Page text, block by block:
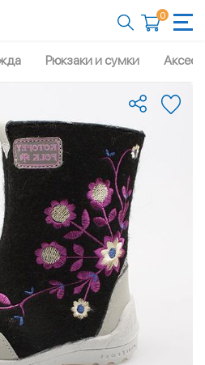
0
Рюкзаки и сумки